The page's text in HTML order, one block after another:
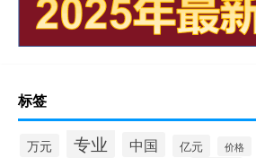
标签
万元 专业 中国 亿元 价格